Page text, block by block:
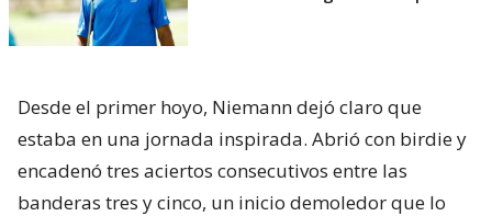
Desde el primer hoyo, Niemann dejó claro que
estaba en una jornada inspirada. Abrió con birdie y
encadenó tres aciertos consecutivos entre las
banderas tres y cinco, un inicio demoledor que lo